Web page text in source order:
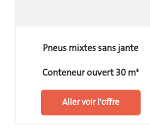
Pneus mixtes sans jante
Conteneur ouvert 30 m³
Aller voir l'offre